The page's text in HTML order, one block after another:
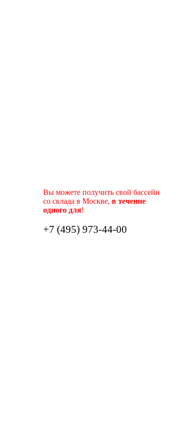
Вы можете получить свой бассейн
со склада в Москве, в течение
одного для!
+7 (495) 973-44-00